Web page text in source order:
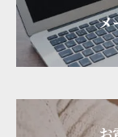
メ
お